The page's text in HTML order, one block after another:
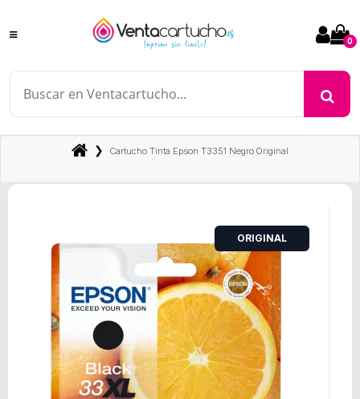
0
❯ Cartucho Tinta Epson T3351 Negro Original
ORIGINAL